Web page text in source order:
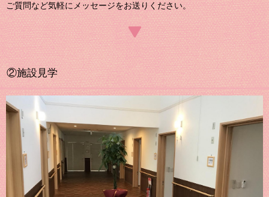
ご質問など気軽にメッセージをお送りください。
②施設見学